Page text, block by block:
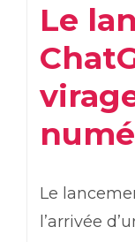
Le
Le
l’arrivée